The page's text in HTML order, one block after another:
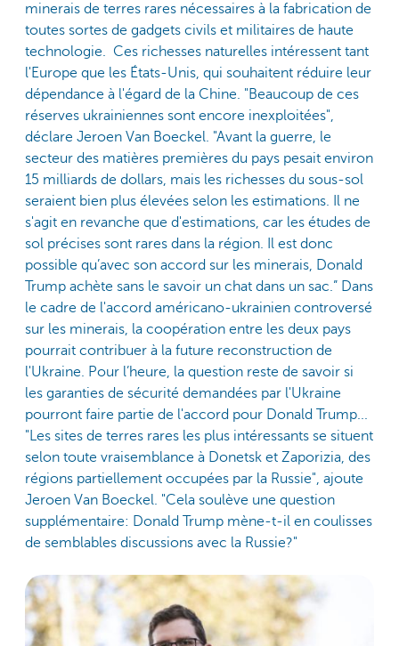
minerais de terres rares nécessaires à la fabrication de
toutes sortes de gadgets civils et militaires de haute
technologie. Ces richesses naturelles intéressent tant
l'Europe que les États-Unis, qui souhaitent réduire leur
dépendance à l'égard de la Chine. "Beaucoup de ces
réserves ukrainiennes sont encore inexploitées",
déclare Jeroen Van Boeckel. "Avant la guerre, le
secteur des matières premières du pays pesait environ
15 milliards de dollars, mais les richesses du sous-sol
seraient bien plus élevées selon les estimations. Il ne
s'agit en revanche que d'estimations, car les études de
sol précises sont rares dans la région. Il est donc
possible qu’avec son accord sur les minerais, Donald
Trump achète sans le savoir un chat dans un sac.” Dans
le cadre de l'accord américano-ukrainien controversé
sur les minerais, la coopération entre les deux pays
pourrait contribuer à la future reconstruction de
l'Ukraine. Pour l’heure, la question reste de savoir si
les garanties de sécurité demandées par l'Ukraine
pourront faire partie de l'accord pour Donald Trump...
"Les sites de terres rares les plus intéressants se situent
selon toute vraisemblance à Donetsk et Zaporizia, des
régions partiellement occupées par la Russie", ajoute
Jeroen Van Boeckel. "Cela soulève une question
supplémentaire: Donald Trump mène-t-il en coulisses
de semblables discussions avec la Russie?"